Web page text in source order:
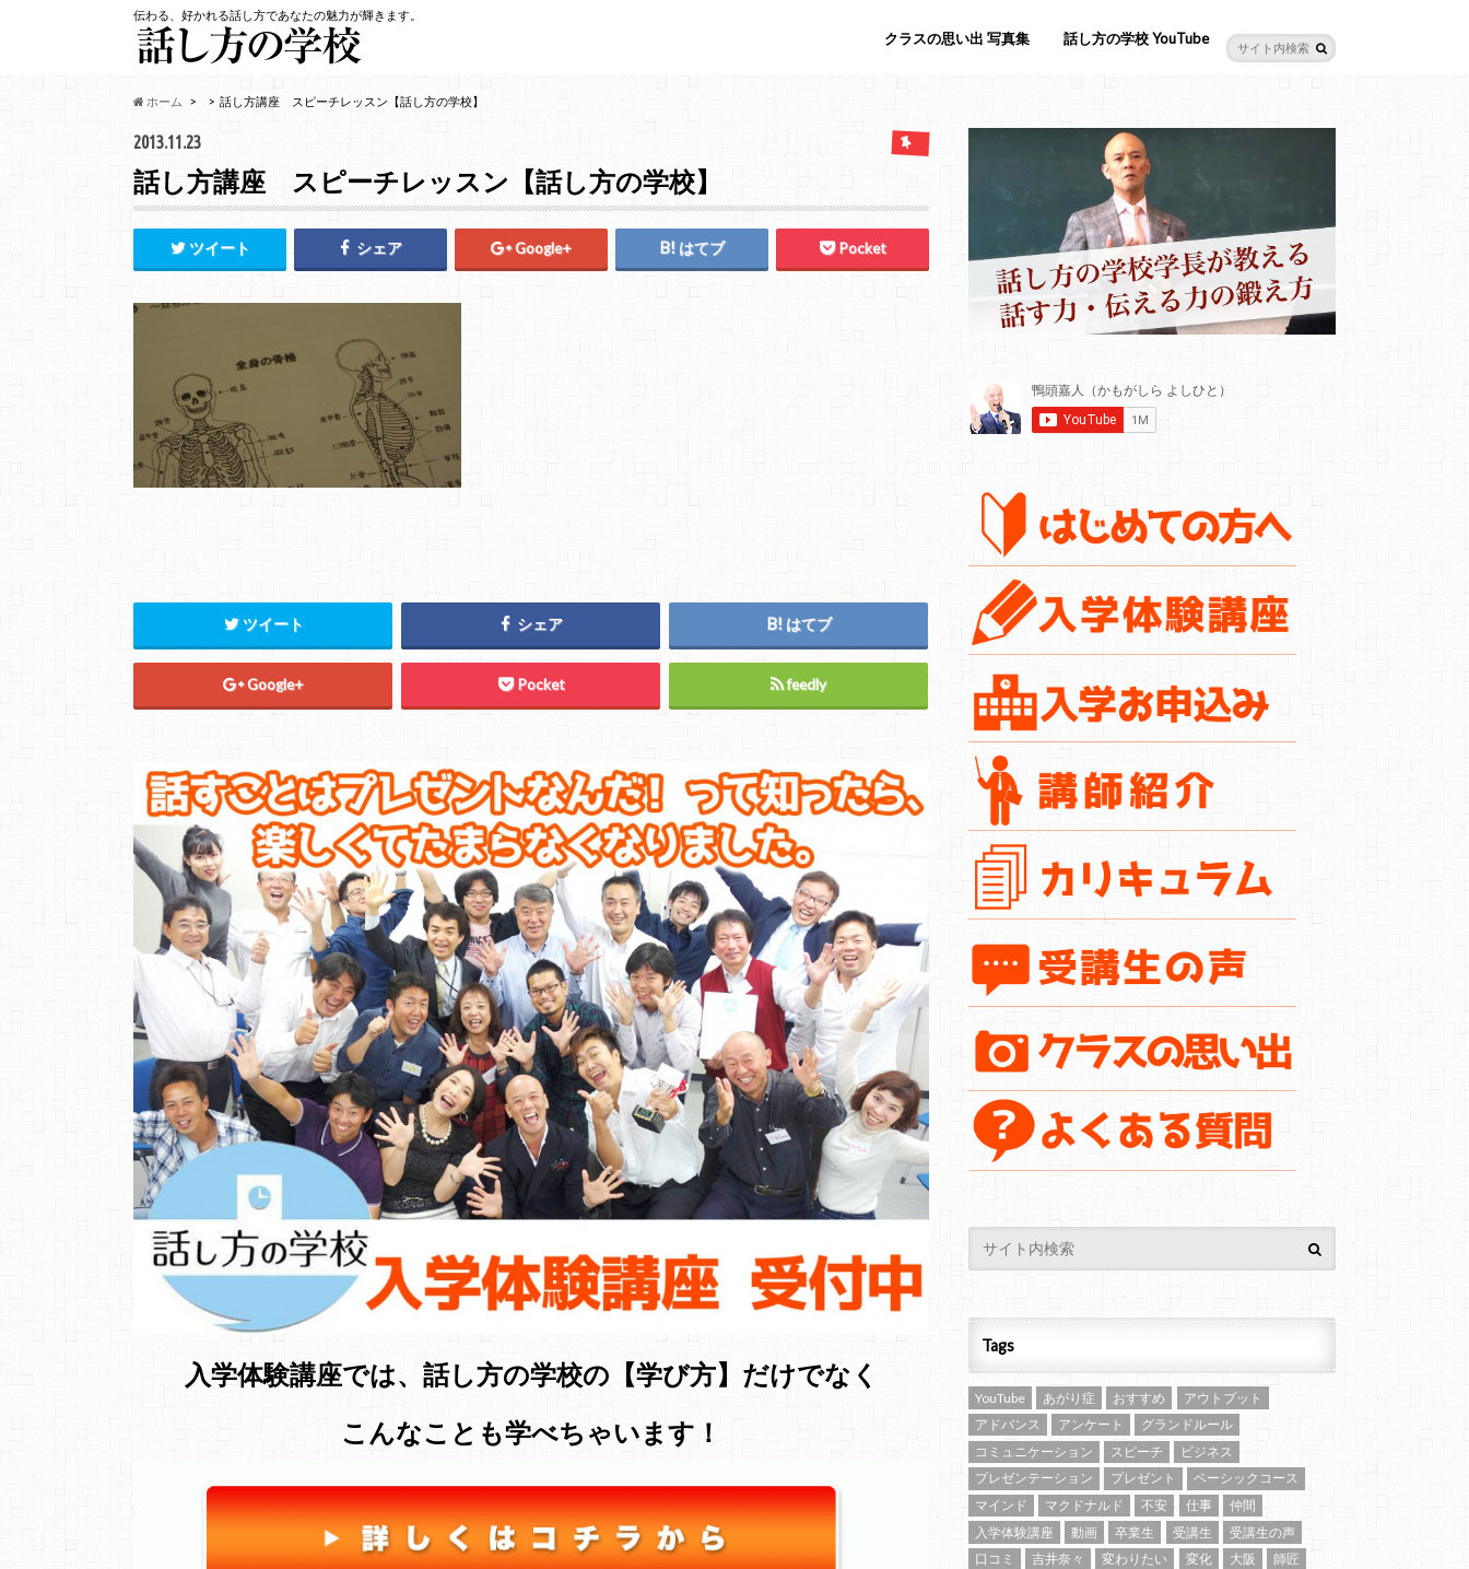
伝わる、好かれる話し方であなたの魅力が輝きます。
クラスの思い出 写真集 話し方の学校 YouTube
ホーム 話し方講座 スピーチレッスン【話し方の学校】
2013.11.23
話し方講座 スピーチレッスン【話し方の学校】
ツイート シェア Google+ はてブ Pocket
ツイート シェア はてブ
Google+ Pocket feedly
入学体験講座では、話し方の学校の【学び方】だけでなく
こんなことも学べちゃいます！
Tags
YouTube あがり症 おすすめ
アウトプット
アドバンス
アンケート
グランドルール
コミュニケーション
スピーチ
ビジネス
プレゼンテーション
プレゼント
ベーシックコース
マインド
マクドナルド 不安 仕事
仲間
入学体験講座
動画 卒業生 受講生
受講生の声
口コミ
吉井奈々 変わりたい 変化 大阪
師匠